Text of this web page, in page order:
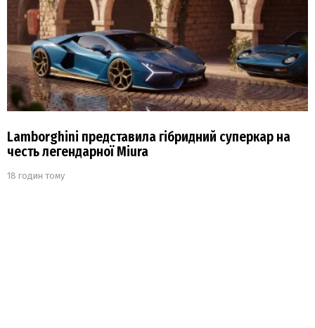
Lamborghini представила гібридний суперкар на
честь легендарної Miura
18 годин тому